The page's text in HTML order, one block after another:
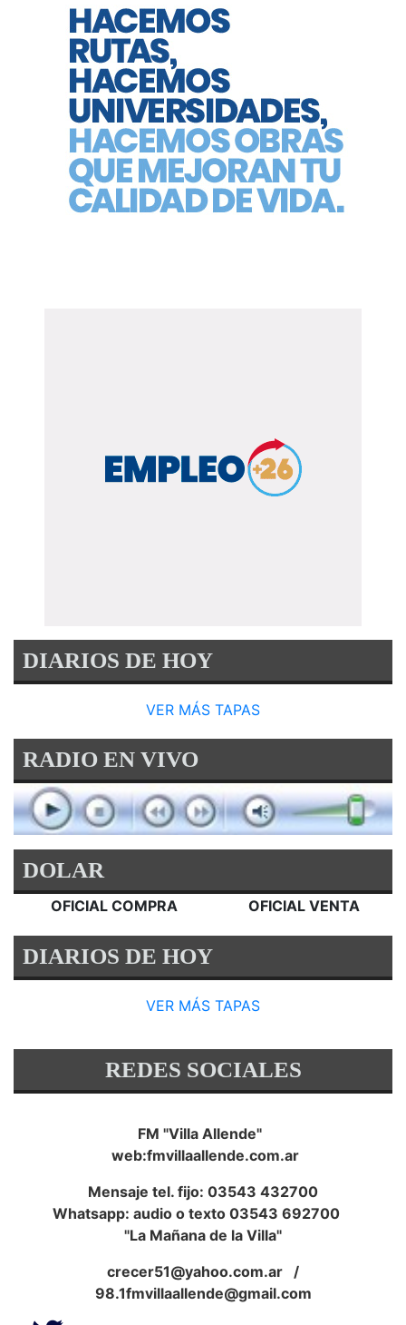
DIARIOS DE HOY
VER MÁS TAPAS
RADIO EN VIVO
DOLAR
OFICIAL COMPRA OFICIAL VENTA
DIARIOS DE HOY
VER MÁS TAPAS
REDES SOCIALES
FM "Villa Allende"
web:fmvillaallende.com.ar
Mensaje tel. fijo: 03543 432700
Whatsapp: audio o texto 03543 692700
"La Mañana de la Villa"
crecer51@yahoo.com.ar /
98.1fmvillaallende@gmail.com